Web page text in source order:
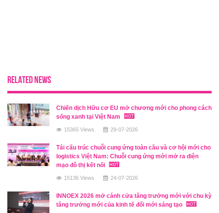
RELATED NEWS
Chiến dịch Hữu cơ EU mở chương mới cho phong cách
sống xanh tại Việt Nam
15365 Views 29-07-2026
Tái cấu trúc chuỗi cung ứng toàn cầu và cơ hội mới cho
logistics Việt Nam: Chuỗi cung ứng mới mở ra diện
mạo đô thị kết nối
15136 Views 24-07-2026
INNOEX 2026 mở cánh cửa tăng trưởng mới với chu kỳ
tăng trưởng mới của kinh tế đổi mới sáng tạo